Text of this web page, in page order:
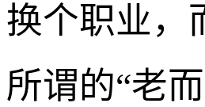
换个职业，
所谓的“老